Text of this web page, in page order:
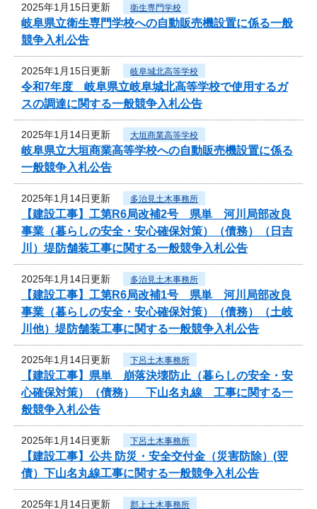
2025年1月15日更新 衛生専門学校
岐阜県立衛生専門学校への自動販売機設置に係る一般
競争入札公告
2025年1月15日更新 岐阜城北高等学校
令和7年度 岐阜県立岐阜城北高等学校で使用するガ
スの調達に関する一般競争入札公告
2025年1月14日更新 大垣商業高等学校
岐阜県立大垣商業高等学校への自動販売機設置に係る
一般競争入札公告
2025年1月14日更新 多治見土木事務所
【建設工事】工第R6局改補2号 県単 河川局部改良
事業（暮らしの安全・安心確保対策）（債務）（日吉
川）堤防舗装工事に関する一般競争入札公告
2025年1月14日更新 多治見土木事務所
【建設工事】工第R6局改補1号 県単 河川局部改良
事業（暮らしの安全・安心確保対策）（債務）（土岐
川他）堤防舗装工事に関する一般競争入札公告
2025年1月14日更新 下呂土木事務所
【建設工事】県単 崩落決壊防止（暮らしの安全・安
心確保対策）（債務） 下山名丸線 工事に関する一
般競争入札公告
2025年1月14日更新 下呂土木事務所
【建設工事】公共 防災・安全交付金（災害防除）(翌
債）下山名丸線工事に関する一般競争入札公告
2025年1月14日更新 郡上土木事務所